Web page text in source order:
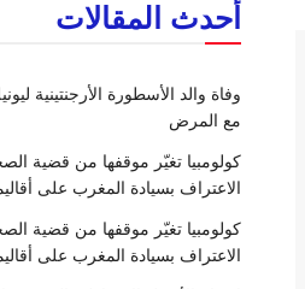
أحدث المقالات
وفاة والد الأسطورة الأرجنتينية
مع المرض
كولومبيا تغيّر موقفها من قضية
الاعتراف بسيادة المغرب على
كولومبيا تغيّر موقفها من قضية
الاعتراف بسيادة المغرب على